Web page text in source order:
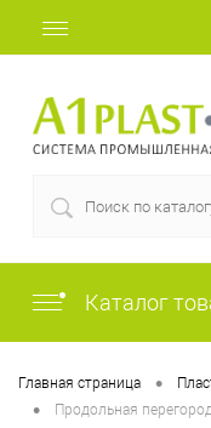
Каталог
Главная страница •
• Продольная